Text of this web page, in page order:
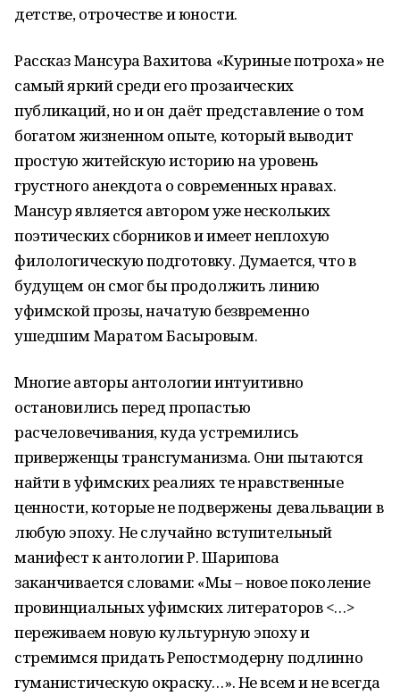
детстве, отрочестве и юности.
Рассказ Мансура Вахитова «Куриные потроха» не
самый яркий среди его прозаических
публикаций, но и он даёт представление о том
богатом жизненном опыте, который выводит
простую житейскую историю на уровень
грустного анекдота о современных нравах.
Мансур является автором уже нескольких
поэтических сборников и имеет неплохую
филологическую подготовку. Думается, что в
будущем он смог бы продолжить линию
уфимской прозы, начатую безвременно
ушедшим Маратом Басыровым.
Многие авторы антологии интуитивно
остановились перед пропастью
расчеловечивания, куда устремились
приверженцы трансгуманизма. Они пытаются
найти в уфимских реалиях те нравственные
ценности, которые не подвержены девальвации в
любую эпоху. Не случайно вступительный
манифест к антологии Р. Шарипова
заканчивается словами: «Мы – новое поколение
провинциальных уфимских литераторов <…>
переживаем новую культурную эпоху и
стремимся придать Репостмодерну подлинно
гуманистическую окраску…». Не всем и не всегда